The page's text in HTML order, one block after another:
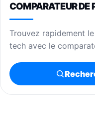
COMPARATEUR DE
Trouvez rapidement
tech avec le